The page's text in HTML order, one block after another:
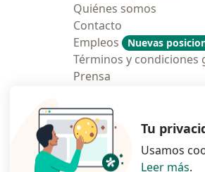
Quiénes somos
Contacto
Empleos
Nuevas
Términos y condiciones
Prensa
Tu
Usamos
Leer más.